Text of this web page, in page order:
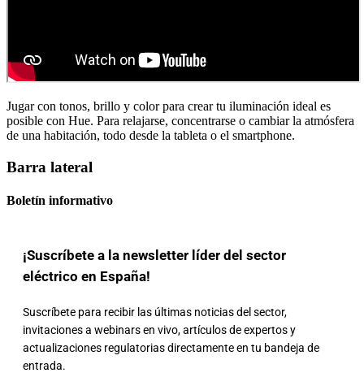
Jugar con tonos, brillo y color para crear tu iluminación ideal es
posible con Hue. Para relajarse, concentrarse o cambiar la atmósfera
de una habitación, todo desde la tableta o el smartphone.
Barra lateral
Boletín informativo
¡Suscríbete a la newsletter líder del sector
eléctrico en España!
Suscríbete para recibir las últimas noticias del sector,
invitaciones a webinars en vivo, artículos de expertos y
actualizaciones regulatorias directamente en tu bandeja de
entrada.